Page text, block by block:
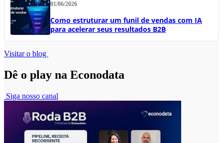
01/06/2026
Como estruturar um funil de vendas com IA
para acelerar seus resultados B2B
Visitar o blog
Dê o play na Econodata
Siga nosso canal